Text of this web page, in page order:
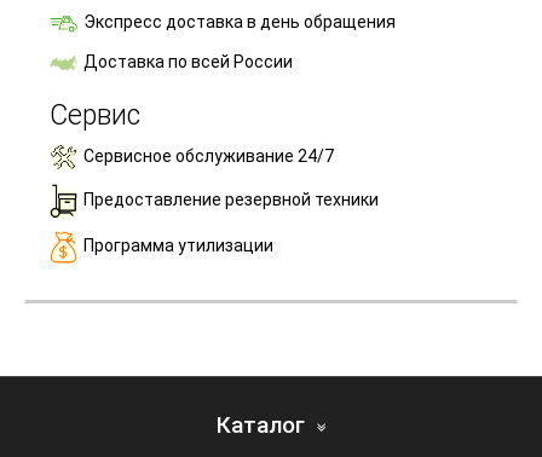
Экспресс доставка в день обращения
Доставка по всей России
Сервис
Сервисное обслуживание 24/7
Предоставление резервной техники
Программа утилизации
Каталог